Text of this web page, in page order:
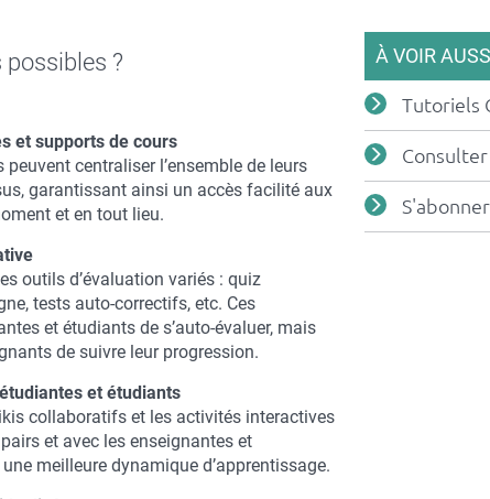
?
et supports de cours
centraliser l’ensemble de leurs
garantissant ainsi un accès facilité aux
et en tout lieu.
outils d’évaluation variés : quiz
tests auto-correctifs, etc. Ces
et étudiants de s’auto-évaluer, mais
de suivre leur progression.
et étudiants
collaboratifs et les activités interactives
et avec les enseignantes et
meilleure dynamique d’apprentissage.
À VOIR
Tutoriels